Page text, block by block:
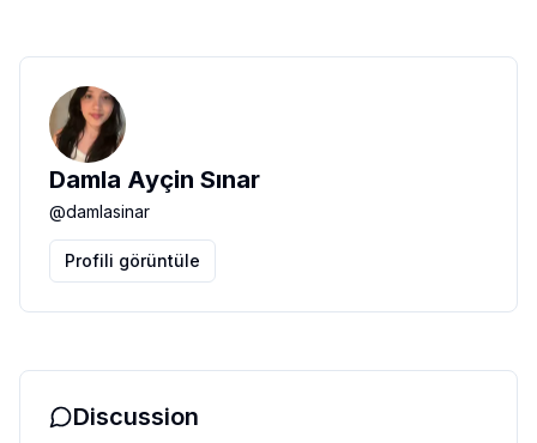
Damla Ayçin Sınar
@damlasinar
Profili görüntüle
Discussion